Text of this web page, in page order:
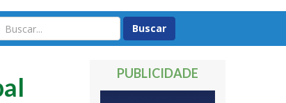
PUBLICIDADE